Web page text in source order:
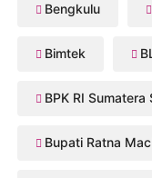
Bengkulu
Bimtek
BPK RI Sumatera
Bupati Ratna